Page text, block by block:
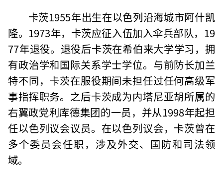
卡茨1955年出生在以色列沿海城市阿什凯
隆。1973年，卡茨应征入伍加入伞兵部队，19
77年退役。退役后卡茨在希伯来大学学习，拥
有政治学和国际关系学士学位。与前防长加兰
特不同，卡茨在服役期间未担任过任何高级军
事指挥职务。之后卡茨成为内塔尼亚胡所属的
右翼政党利库德集团的一员，并从1998年起担
任以色列议会议员。在以色列议会，卡茨曾在
多个委员会任职，涉及外交、国防和司法领
域。